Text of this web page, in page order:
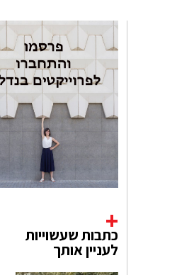
כתבות שעשוייות
לעניין אותך